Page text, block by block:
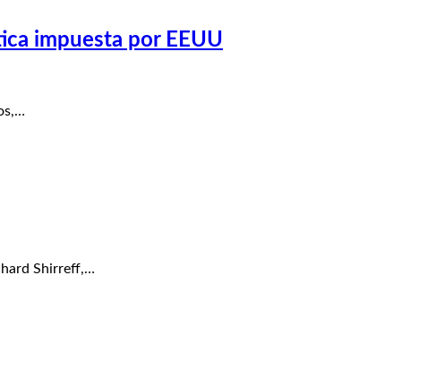
impuesta por EEUU
Shirreff,…